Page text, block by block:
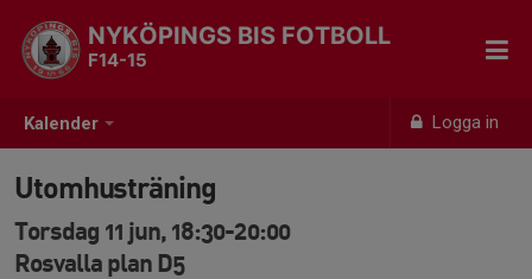
Kalender Logga in
NYKÖPINGS BIS FOTBOLL
F14-15
Utomhusträning
Torsdag 11 jun, 18:30-20:00
Rosvalla plan D5